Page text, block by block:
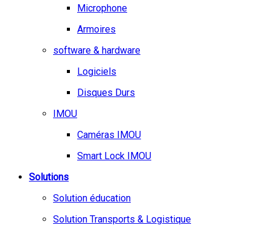
Microphone
Armoires
software & hardware
Logiciels
Disques Durs
IMOU
Caméras IMOU
Smart Lock IMOU
Solutions
Solution éducation
Solution Transports & Logistique